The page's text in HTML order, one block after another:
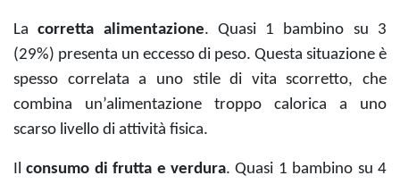
Lacorretta alimentazione. Quasi 1 bambino su 3
(29%) presenta un eccesso di peso. Questa situazione è
spesso correlata a uno stile di vita scorretto, che
combina un’alimentazione troppo calorica a uno
scarso livello di attività fisica.
Ilconsumo di frutta e verdura. Quasi 1 bambino su 4